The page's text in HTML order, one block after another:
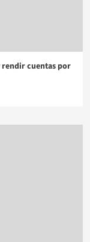
rendir cuentas por